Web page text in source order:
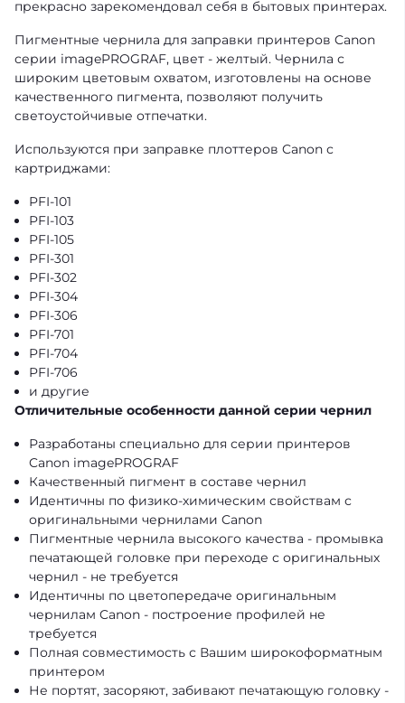
прекрасно зарекомендовал себя в бытовых принтерах.
Пигментные чернила для заправки принтеров Canon
серии imagePROGRAF, цвет - желтый. Чернила с
широким цветовым охватом, изготовлены на основе
качественного пигмента, позволяют получить
светоустойчивые отпечатки.
Используются при заправке плоттеров Canon с
картриджами:
PFI-101
PFI-103
PFI-105
PFI-301
PFI-302
PFI-304
PFI-306
PFI-701
PFI-704
PFI-706
и другие
Отличительные особенности данной серии чернил
Разработаны специально для серии принтеров
Canon imagePROGRAF
Качественный пигмент в составе чернил
Идентичны по физико-химическим свойствам с
оригинальными чернилами Canon
Пигментные чернила высокого качества - промывка
печатающей головке при переходе с оригинальных
чернил - не требуется
Идентичны по цветопередаче оригинальным
чернилам Canon - построение профилей не
требуется
Полная совместимость с Вашим широкоформатным
принтером
Не портят, засоряют, забивают печатающую головку -